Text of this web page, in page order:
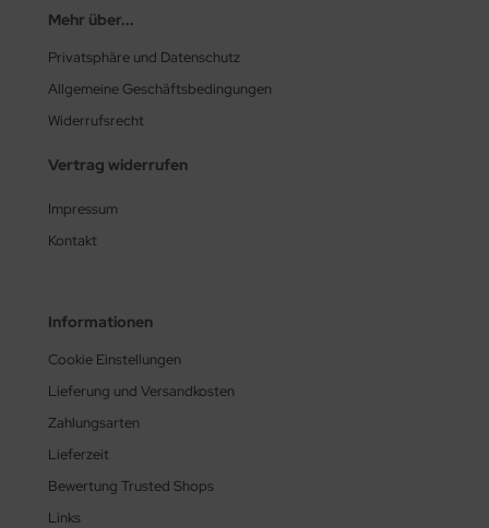
Mehr über...
Privatsphäre und Datenschutz
Allgemeine Geschäftsbedingungen
Widerrufsrecht
Vertrag widerrufen
Impressum
Kontakt
Informationen
Cookie Einstellungen
Lieferung und Versandkosten
Zahlungsarten
Lieferzeit
Bewertung Trusted Shops
Links